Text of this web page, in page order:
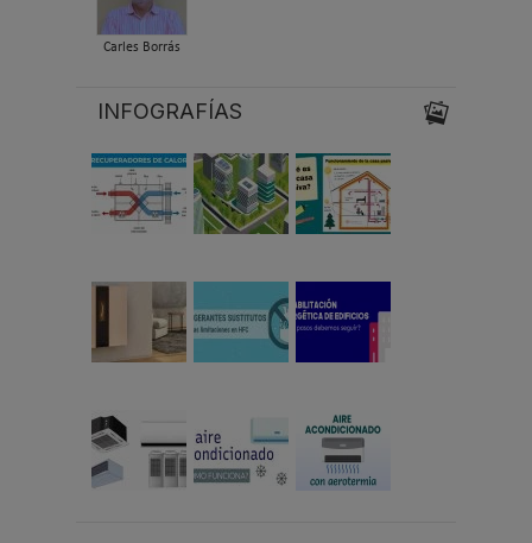
Carles Borrás
INFOGRAFÍAS